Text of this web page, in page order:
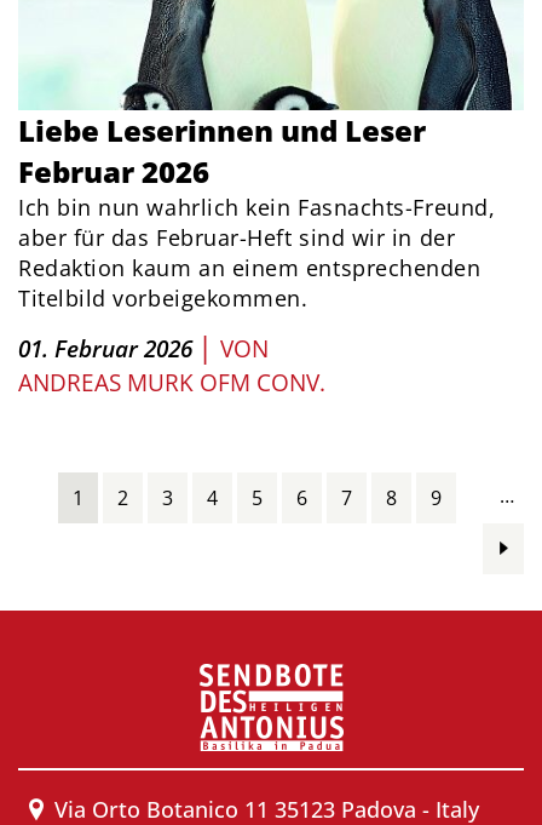
Liebe Leserinnen und Leser
Februar 2026
Ich bin nun wahrlich kein Fasnachts-Freund,
aber für das Februar-Heft sind wir in der
Redaktion kaum an einem entsprechenden
Titelbild vorbeigekommen.
01. Februar 2026 | VON
ANDREAS MURK OFM CONV.
Pages
1 2 3 4 5 6 7 8 9 …
Via Orto Botanico 11 35123 Padova - Italy